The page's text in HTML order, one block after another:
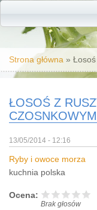
Jesteś tutaj
Strona główna »
ŁOSOŚ Z
CZOSNKOWYM
13/05/2014 - 12:16
Ryby i owoce morza
kuchnia polska
Ocena:
Brak głosów